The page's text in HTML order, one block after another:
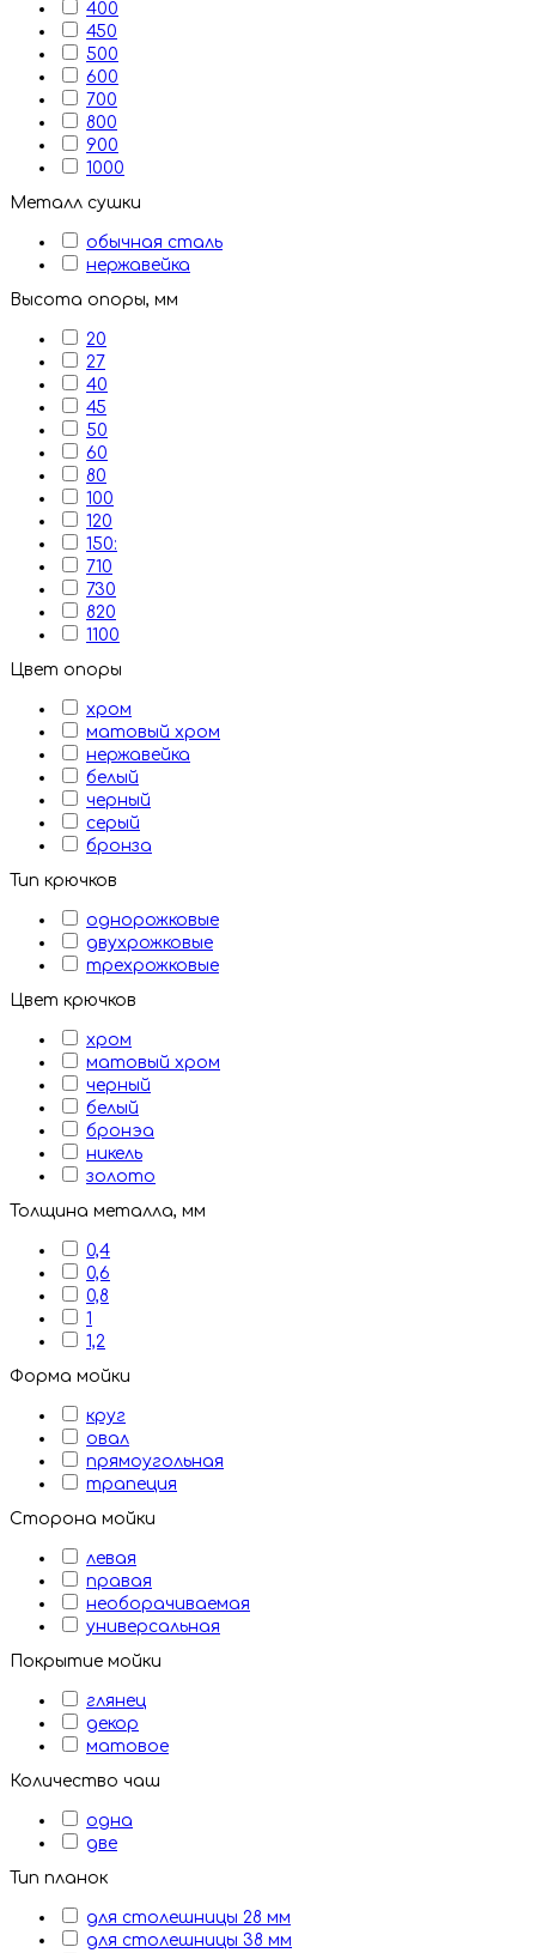
400
450
500
600
700
800
900
1000
Металл сушки
обычная сталь
нержавейка
Высота опоры, мм
20
27
40
45
50
60
80
100
120
150:
710
730
820
1100
Цвет опоры
хром
матовый хром
нержавейка
белый
черный
серый
бронза
Тип крючков
однорожковые
двухрожковые
трехрожковые
Цвет крючков
хром
матовый хром
черный
белый
бронэа
никель
золото
Толщина металла, мм
0,4
0,6
0,8
1
1,2
Форма мойки
круг
овал
прямоугольная
трапеция
Сторона мойки
левая
правая
необорачиваемая
универсальная
Покрытие мойки
глянец
декор
матовое
Количество чаш
одна
две
Тип планок
для столешницы 28 мм
для столешницы 38 мм